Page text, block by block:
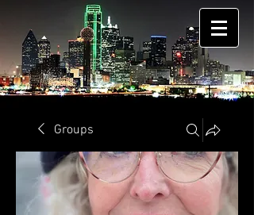
Groups